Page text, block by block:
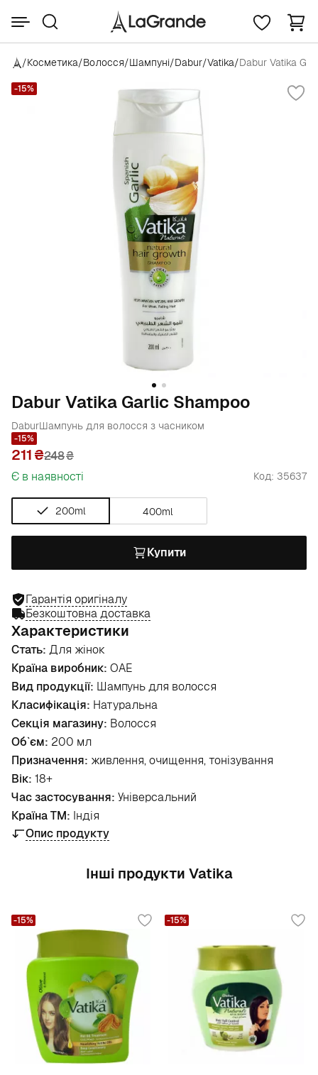
/Косметика/Волосся/Шампуні/Dabur/Vatika/Dabur Vatika
-15%
Dabur Vatika Garlic Shampoo
DaburШампунь для волосся з часником
-15%
211 248₴
Є в наявності
Код: 35637
200ml 400ml
Купити
Гарантія оригіналу
Безкоштовна доставка
Характеристики
Стать: Для жінок
Країна виробник: ОАЕ
Вид продукції: Шампунь для волосся
Класифікація: Натуральна
Секція магазину: Волосся
Об`єм: 200 мл
Призначення: живлення, очищення, тонізування
Вік: 18+
Час застосування: Універсальний
Країна ТМ: Індія
Опис продукту
Інші продукти Vatika
-15% -15%